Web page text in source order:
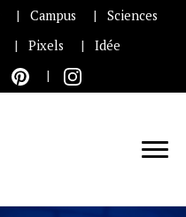
Campus
Sciences
Pixels Idée